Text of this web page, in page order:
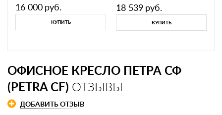
16 000 руб.
КУПИТЬ
18 539 руб.
КУПИТЬ
ОФИСНОЕ КРЕСЛО ПЕТРА СФ
(PETRA CF) ОТЗЫВЫ
ДОБАВИТЬ ОТЗЫВ